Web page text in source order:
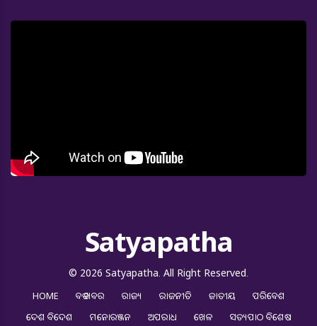
Satyapatha
© 2026 Satyapatha. All Right Reserved.
HOME ବଡ ଖବର ରାଜ୍ୟ ରାଜନୀତି ଜାତୀୟ
ପରିବେଶ
ଦେଶ ବିଦେଶ
ମନୋରଞ୍ଜନ ଅପରାଧ ଖେଳ ସତ୍ୟପାଠ ବିଶେଷ